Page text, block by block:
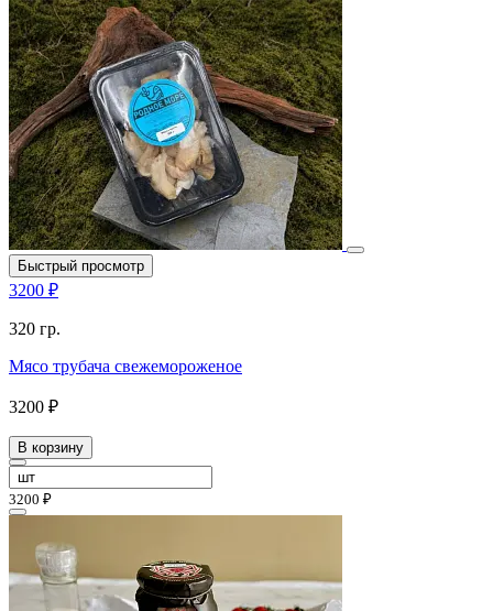
Быстрый просмотр
3200 ₽
320 гр.
Мясо трубача свежемороженое
3200 ₽
В корзину
3200 ₽